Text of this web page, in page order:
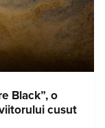
Black”, o
cusut